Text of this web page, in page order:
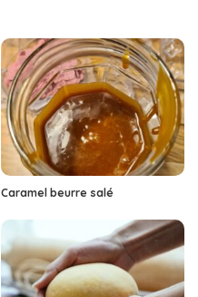
Caramel beurre salé